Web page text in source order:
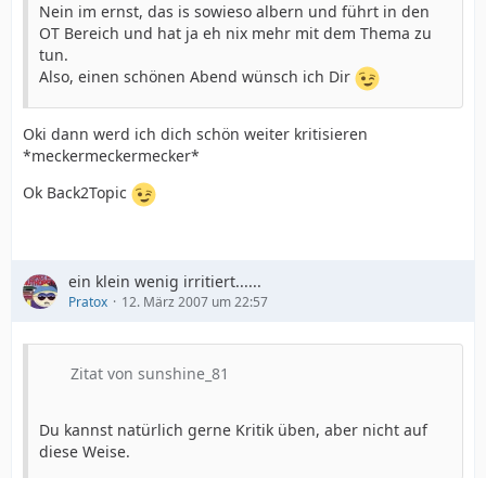
Nein im ernst, das is sowieso albern und führt in den
OT Bereich und hat ja eh nix mehr mit dem Thema zu
tun.
Also, einen schönen Abend wünsch ich Dir
Oki dann werd ich dich schön weiter kritisieren
*meckermeckermecker*
Ok Back2Topic
ein klein wenig irritiert......
Pratox 12. März 2007 um 22:57
Zitat von sunshine_81
Du kannst natürlich gerne Kritik üben, aber nicht auf
diese Weise.